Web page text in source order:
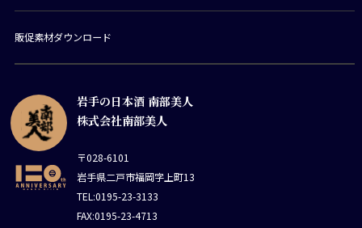
岩手の日本酒 南部美人
株式会社南部美人
〒028-6101
岩手県二戸市福岡字上町13
TEL:0195-23-3133
FAX:0195-23-4713
販促素材ダウンロード